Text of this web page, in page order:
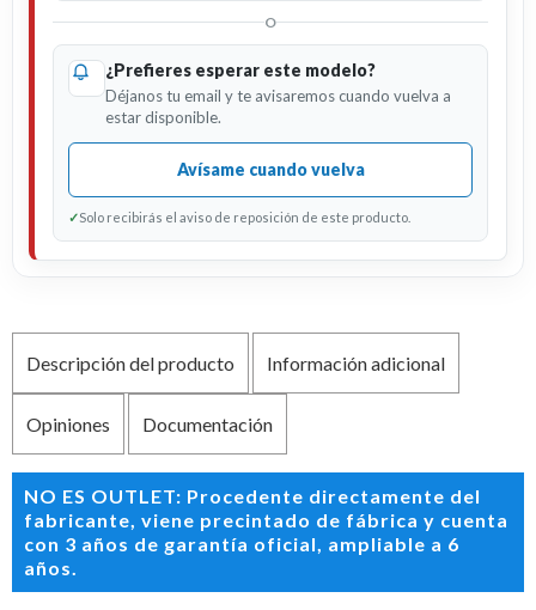
O
¿Prefieres esperar este modelo?
Déjanos tu email y te avisaremos cuando vuelva a
estar disponible.
Avísame cuando vuelva
✓Solo recibirás el aviso de reposición de este producto.
Descripción del producto Información adicional
Opiniones Documentación
NO ES OUTLET: Procedente directamente del
fabricante, viene precintado de fábrica y cuenta
con 3 años de garantía oficial, ampliable a 6
años.